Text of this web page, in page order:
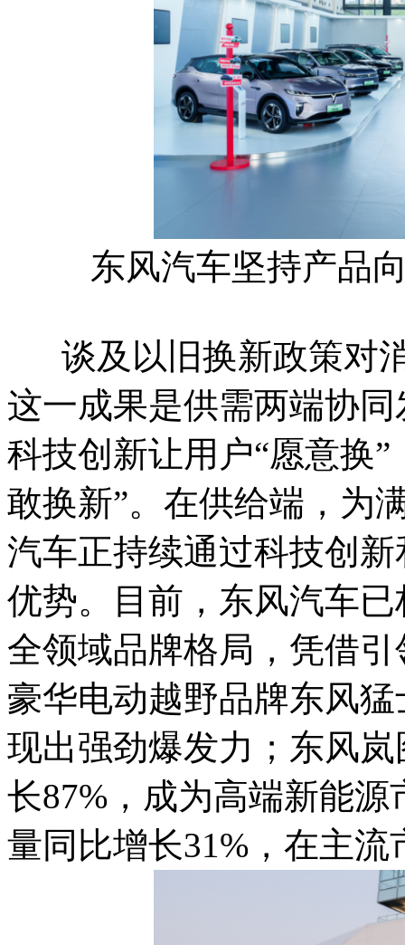
东风汽车坚持产品
谈及以旧换新政策对
这一成果是供需两端协
科技创新让用户“愿意换
敢换新”。在供给端，为
汽车正持续通过科技创
优势。目前，东风汽车
全领域品牌格局，凭借
豪华电动越野品牌东风
现出强劲爆发力；东风
长87%，成为高端新能
量同比增长31%，在主